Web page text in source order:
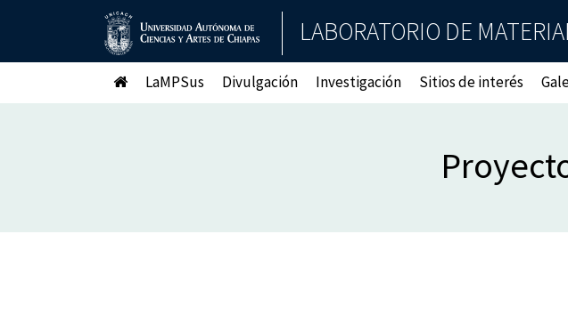
LABORATORIO DE
LaMPSus Divulgación Investigación Sitios de interés